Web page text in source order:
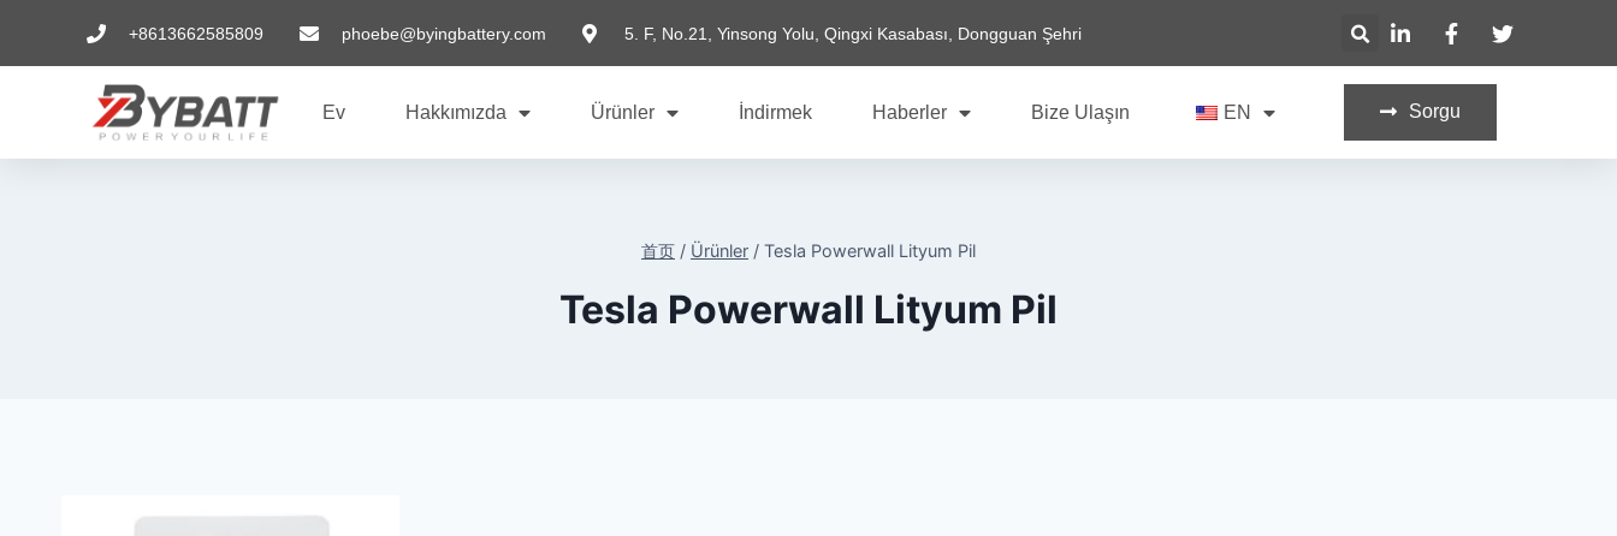
+8613662585809 phoebe@byingbattery.com 5. F, No.21, Yinsong Yolu, Qingxi Kasabası, Dongguan Şehri
Ev Hakkımızda Ürünler İndirmek Haberler Bize Ulaşın EN Sorgu
首页 / Ürünler / Tesla Powerwall Lityum Pil
Tesla Powerwall Lityum Pil